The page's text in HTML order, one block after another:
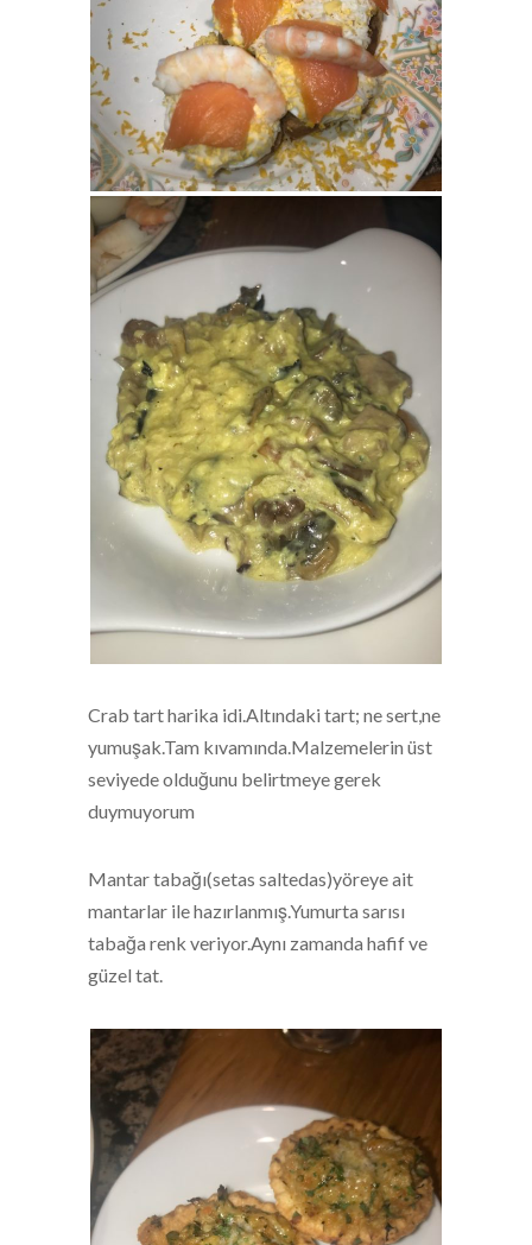
Crab tart harika idi.Altındaki tart; ne sert,ne
yumuşak.Tam kıvamında.Malzemelerin üst
seviyede olduğunu belirtmeye gerek
duymuyorum
Mantar tabağı(setas saltedas)yöreye ait
mantarlar ile hazırlanmış.Yumurta sarısı
tabağa renk veriyor.Aynı zamanda hafif ve
güzel tat.